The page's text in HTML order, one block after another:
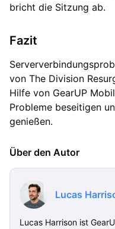
bricht die Sitzung ab.
Fazit
von The Division
Hilfe von GearUP
Probleme beseitigen
genießen.
Über den Autor
Lucas
Lucas Harrison ist